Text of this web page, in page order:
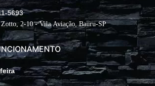
5693
2-10 - Vila Aviação, Bauru-SP